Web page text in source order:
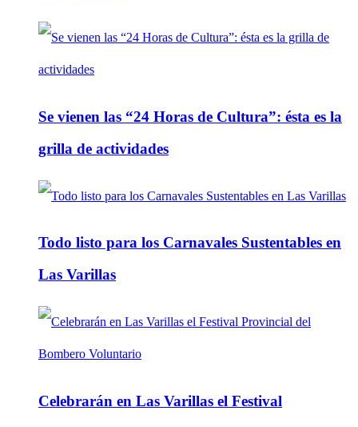
Se vienen las “24 Horas de Cultura”: ésta es la
grilla de actividades
Todo listo para los Carnavales Sustentables en
Las Varillas
Celebrarán en Las Varillas el Festival